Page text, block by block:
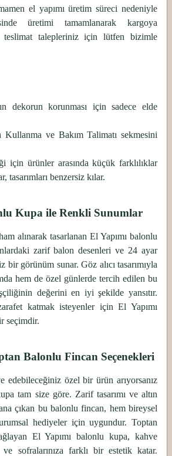
el yapımı üretim süreci nedeniyle
üretimi tamamlanarak kargoya
teslimat talepleriniz için lütfen bizimle
dekorun korunması için sadece elde
Kullanma ve Bakım Talimatı sekmesini
için ürünler arasında küçük farklılıklar
tasarımları benzersiz kılar.
Kupa ile Renkli Sunumlar
alınarak tasarlanan El Yapımı balonlu
zarif balon desenleri ve 24 ayar
bir görünüm sunar. Göz alıcı tasarımıyla
hem de özel günlerde tercih edilen bu
değerini en iyi şekilde yansıtır.
katmak isteyenler için El Yapımı
seçimdir.
Balonlu Fincan Seçenekleri
edebileceğiniz özel bir ürün arıyorsanız
tam size göre. Zarif tasarımı ve altın
çıkan bu balonlu fincan, hem bireysel
hediyeler için uygundur. Toptan
El Yapımı balonlu kupa, kahve
sofralarınıza farklı bir estetik katar.